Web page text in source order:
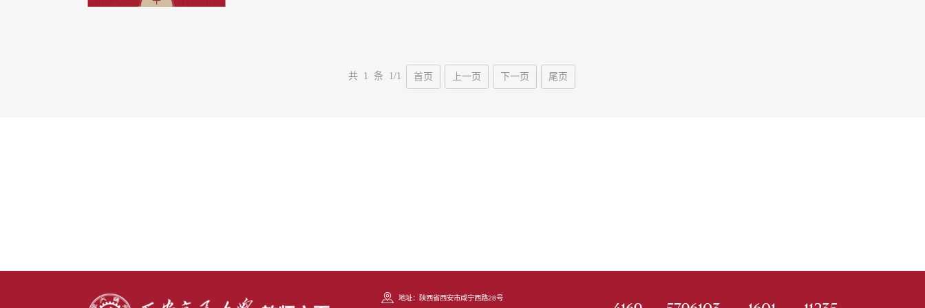
共 1 条 1/1 首页 上一页 下一页 尾页
地址：陕西省西安市咸宁西路28号